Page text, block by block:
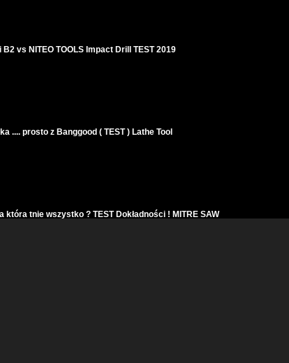
vs NITEO TOOLS Impact Drill TEST 2019
.... prosto z Banggood ( TEST ) Lathe Tool
która tnie wszystko ? TEST Dokładności ! MITRE SAW